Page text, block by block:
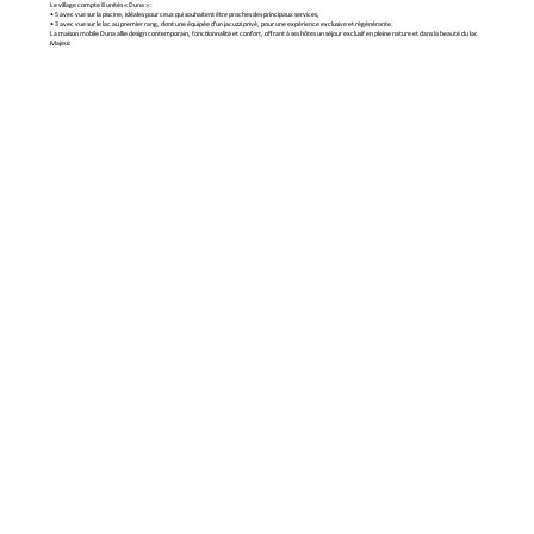
Le village compte 8 unités « Duna » :
• 5 avec vue sur la piscine, idéales pour ceux qui souhaitent être proches des principaux services,
• 3 avec vue sur le lac au premier rang, dont une équipée d'un jacuzzi privé, pour une expérience exclusive et régénérante.
La maison mobile Duna allie design contemporain, fonctionnalité et confort, offrant à ses hôtes un séjour exclusif en pleine nature et dans la beauté du lac
Majeur.